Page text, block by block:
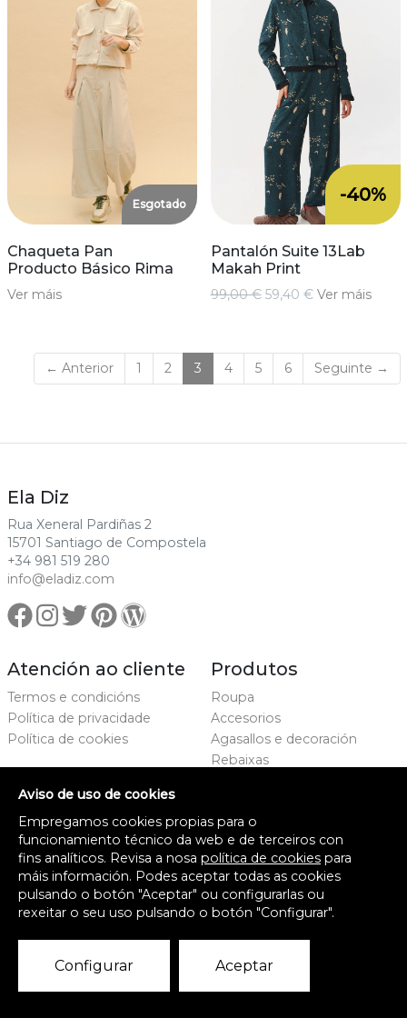
Esgotado
Chaqueta Pan
Producto Básico Rima
Ver máis
-40%
Pantalón Suite 13Lab
Makah Print
99,00 € 59,40 € Ver máis
← Anterior 1 2 3(current)
4 5 6 Seguinte →
Ela Diz
Rua Xeneral Pardiñas 2
15701 Santiago de Compostela
+34 981 519 280
info@eladiz.com
Atención ao cliente
Termos e condicións
Política de privacidade
Política de cookies
Produtos
Roupa
Accesorios
Agasallos e decoración
Rebaixas
Proxecto cofinanciado
Implantación e pulo da estratexia dixital e modernización do
sector comercial e artesanal (CO300C 2021)
© Ela Diz.
Aviso de uso de cookies
Empregamos cookies propias para o
funcionamiento técnico da web e de terceiros con
fins analíticos. Revisa a nosa política de cookies para
máis información. Podes aceptar todas as cookies
pulsando o botón "Aceptar" ou configurarlas ou
rexeitar o seu uso pulsando o botón "Configurar".
Configurar Aceptar